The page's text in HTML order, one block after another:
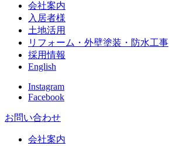
会社案内
入居者様
土地活用
リフォーム・外壁塗装・防水工事
採用情報
English
Instagram
Facebook
お問い合わせ
会社案内